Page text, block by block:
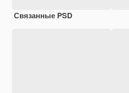
Связанные PSD